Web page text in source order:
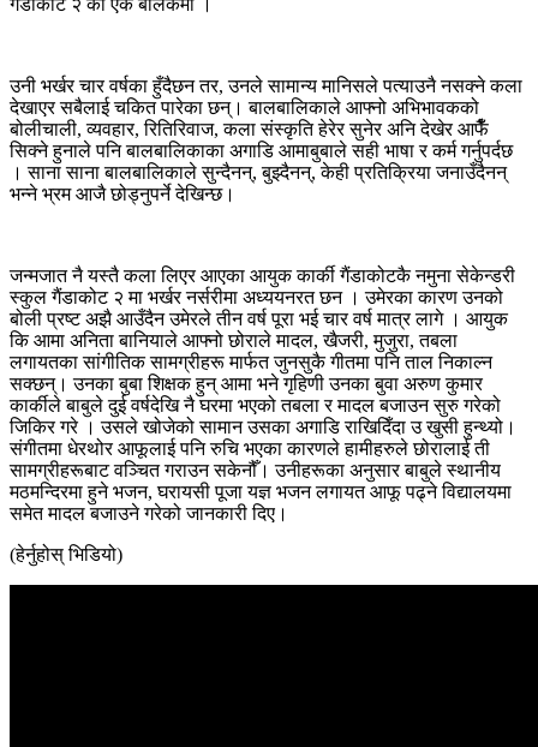
उनी भर्खर चार वर्षका हुँदैछन तर, उनले सामान्य मानिसले पत्याउनै नसक्ने कला
देखाएर सबैलाई चकित पारेका छन्। बालबालिकाले आफ्नो अभिभावकको
बोलीचाली, व्यवहार, रितिरिवाज, कला संस्कृति हेरेर सुनेर अनि देखेर आफैँँ
सिक्ने हुनाले पनि बालबालिकाका अगाडि आमाबुबाले सही भाषा र कर्म गर्नुपर्दछ
। साना साना बालबालिकाले सुन्दैनन्, बुझ्दैनन्, केही प्रतिक्रिया जनाउँदैनन्
भन्ने भ्रम आजै छोड्नुपर्ने देखिन्छ।
जन्मजात नै यस्तै कला लिएर आएका आयुक कार्की गैंडाकोटकै नमुना सेकेन्डरी
स्कुल गैंडाकोट २ मा भर्खर नर्सरीमा अध्ययनरत छन । उमेरका कारण उनको
बोली प्रष्ट अझै आउँदैन उमेरले तीन वर्ष पूरा भई चार वर्ष मात्र लागे । आयुक
कि आमा अनिता बानियाले आफ्नो छोराले मादल, खैजरी, मुजुरा, तबला
लगायतका सांगीतिक सामग्रीहरू मार्फत जुनसुकै गीतमा पनि ताल निकाल्न
सक्छन्। उनका बुबा शिक्षक हुन् आमा भने गृहिणी उनका बुवा अरुण कुमार
कार्कीले बाबुले दुई वर्षदेखि नै घरमा भएको तबला र मादल बजाउन सुरु गरेको
जिकिर गरे । उसले खोजेको सामान उसका अगाडि राखिदिँदा उ खुसी हुन्थ्यो।
संगीतमा धेरथोर आफूलाई पनि रुचि भएका कारणले हामीहरुले छोरालाई ती
सामग्रीहरूबाट वञ्चित गराउन सकेनौँ। उनीहरूका अनुसार बाबुले स्थानीय
मठमन्दिरमा हुने भजन, घरायसी पूजा यज्ञ भजन लगायत आफू पढ्ने विद्यालयमा
समेत मादल बजाउने गरेको जानकारी दिए।
(हेर्नुहोस् भिडियो)